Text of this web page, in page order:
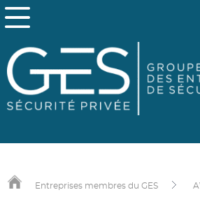
Entreprises membres du GES